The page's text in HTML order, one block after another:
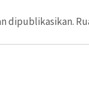
dipublikasikan.